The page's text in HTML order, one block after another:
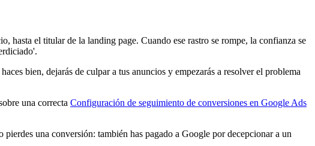
hasta el titular de la landing page. Cuando ese rastro se rompe, la confianza se
bien, dejarás de culpar a tus anuncios y empezarás a resolver el problema
una correcta Configuración de seguimiento de conversiones en Google Ads
una conversión: también has pagado a Google por decepcionar a un